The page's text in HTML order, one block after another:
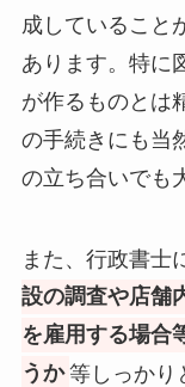
成していること
あります。特に
が作るものとは
の手続きにも当
の立ち合いでも
また、行政書士
設の調査や店舗
を雇用する場合
うか 等しっかり